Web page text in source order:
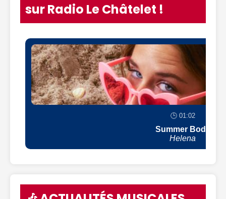
sur Radio Le Châtelet !
🕒 01:02
Summer Body
Helena